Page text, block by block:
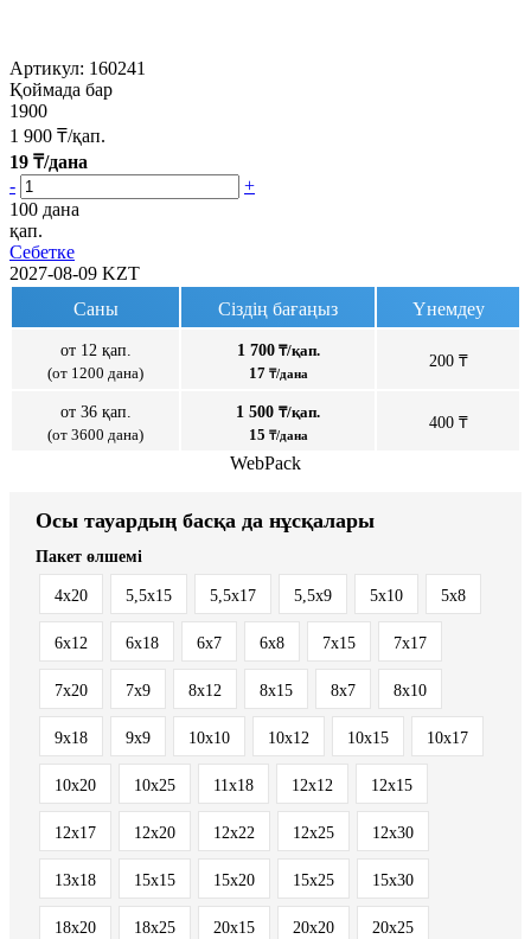
Артикул: 160241
Қоймада бар
1900
1 900 ₸/қап.
19 ₸/дана
-
+
100 дана
қап.
Себетке
2027-08-09 KZT
Саны
Сіздің бағаңыз Үнемдеу
от 12 қап.
(от 1200 дана)
1 700₸/қап.
17 ₸/дана
200 ₸
от 36 қап.
(от 3600 дана)
1 500 ₸/қап.
15 ₸/дана
400 ₸
WebPack
Осы тауардың басқа да нұсқалары
Пакет өлшемі
4x20 5,5x15 5,5x17 5,5x9 5x10 5x8
6x12 6x18 6x7 6x8 7x15 7x17
7x20 7x9 8x12 8x15 8x7 8х10
9x18 9x9 10x10 10x12 10x15 10x17
10x20 10x25 11x18 12x12 12x15
12x17 12x20 12x22 12x25 12x30
13x18 15x15 15x20 15x25 15x30
18x20 18x25 20x15 20x20 20x25